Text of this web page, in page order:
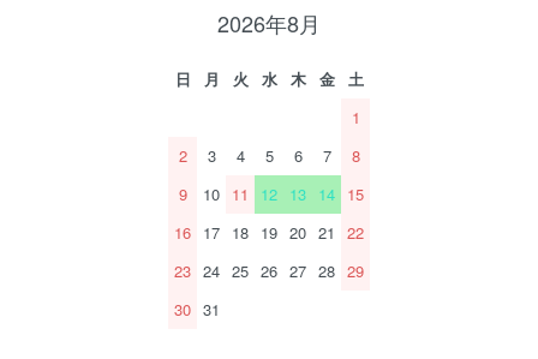
2026年8月
日 月 火 水 木 金
土
1
2
3 4 5 6 7
8
9
10 11 12 13 14 15
16 17 18 19 20 21
22
23 24 25 26 27 28 29
30 31